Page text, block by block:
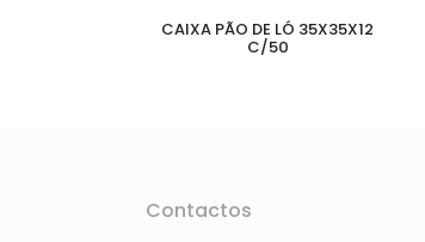
CAIXA PÃO DE LÓ 35X35X12
C/50
Contactos